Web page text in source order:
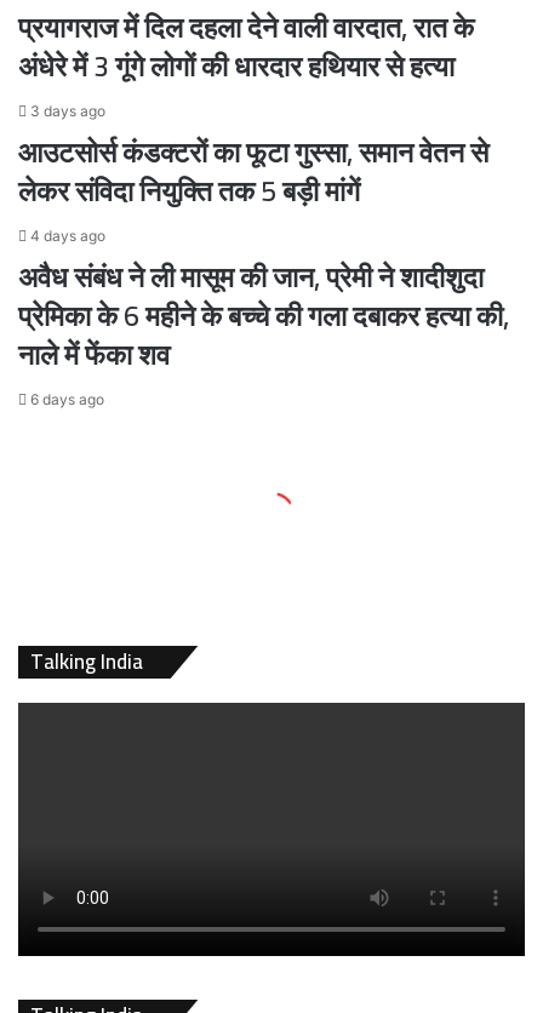
प्रयागराज में दिल दहला देने वाली वारदात, रात के
अंधेरे में 3 गूंगे लोगों की धारदार हथियार से हत्या
3 days ago
आउटसोर्स कंडक्टरों का फूटा गुस्सा, समान वेतन से
लेकर संविदा नियुक्ति तक 5 बड़ी मांगें
4 days ago
अवैध संबंध ने ली मासूम की जान, प्रेमी ने शादीशुदा
प्रेमिका के 6 महीने के बच्चे की गला दबाकर हत्या की,
नाले में फेंका शव
6 days ago
Talking India